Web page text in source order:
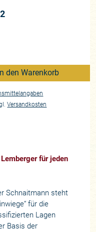
den Warenkorb
Versandkosten
für jeden
Schnaitmann steht
für die
Lagen
Basis der